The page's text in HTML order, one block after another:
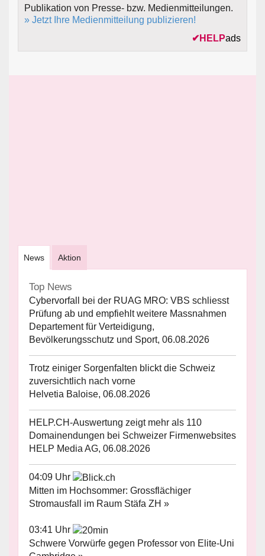
Publikation von Presse- bzw. Medienmitteilungen.
» Jetzt Ihre Medienmitteilung publizieren!
✔ HELPads
News Aktion
Top News
Cybervorfall bei der RUAG MRO: VBS schliesst
Prüfung ab und empfiehlt weitere Massnahmen
Departement für Verteidigung,
Bevölkerungsschutz und Sport, 06.08.2026
Trotz einiger Sorgenfalten blickt die Schweiz
zuversichtlich nach vorne
Helvetia Baloise, 06.08.2026
HELP.CH-Auswertung zeigt mehr als 110
Domainendungen bei Schweizer Firmenwebsites
HELP Media AG, 06.08.2026
04:09 Uhr
Mitten im Hochsommer: Grossflächiger
Stromausfall im Raum Stäfa ZH »
03:41 Uhr
Schwere Vorwürfe gegen Professor von Elite-Uni